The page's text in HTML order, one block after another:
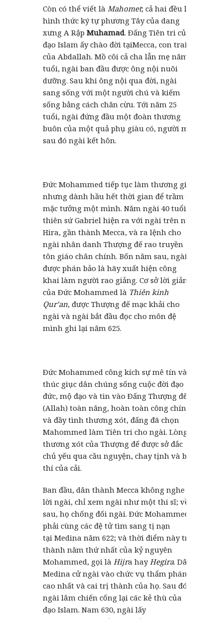
Còn có thể viết là Mahomet; cả hai đều là
hình thức ký tự phương Tây của dang
xưng A Rập Muhamad. Ðấng Tiên tri của
đạo Islam ấy chào đời tạiMecca, con trai
của Abdallah. Mồ côi cả cha lẫn mẹ năm 6
tuổi, ngài ban đầu được ông nội nuôi
dưỡng. Sau khi ông nội qua đời, ngài
sang sống với một người chú và kiếm
sống bằng cách chăn cừu. Tới năm 25
tuổi, ngài đứng đầu một đoàn thương
buôn của một quả phụ giàu có, người mà
sau đó ngài kết hôn.
Ðức Mohammed tiếp tục làm thương gia,
nhưng dành hầu hết thời gian để trầm tư
mặc tưởng một mình. Năm ngài 40 tuổi,
thiên sứ Gabriel hiện ra với ngài trên núi
Hira, gần thành Mecca, và ra lệnh cho
ngài nhân danh Thượng đế rao truyền
tôn giáo chân chính. Bốn năm sau, ngài
được phán bảo là hãy xuất hiện công
khai làm người rao giảng. Cơ sở lời giảng
của Ðức Mohammed là Thiên kinh
Qur’an, được Thượng đế mạc khải cho
ngài và ngài bắt đầu đọc cho môn đệ
mình ghi lại năm 625.
Ðức Mohammed công kích sự mê tín và
thúc giục dân chúng sống cuộc đời đạo
đức, mộ đạo và tin vào Ðấng Thượng đế
(Allah) toàn năng, hoàn toàn công chính
và đầy tình thương xót, đấng đã chọn
Mahommed làm Tiên tri cho ngài. Lòng
thương xót của Thượng đế được sở đắc
chủ yếu qua cầu nguyện, chay tịnh và bố
thí của cải.
Ban đầu, dân thành Mecca không nghe
lời ngài, chỉ xem ngài như một thi sĩ; về
sau, họ chống đối ngài. Ðức Mohammed
phải cùng các đệ tử tìm sang tị nạn
tại Medina năm 622; và thời điểm này trở
thành năm thứ nhất của kỷ nguyên
Mohammed, gọi là Hijra hay Hegira. Dân
Medina cử ngài vào chức vụ thẩm phán
cao nhất và cai trị thành của họ. Sau đó,
ngài lâm chiến cống lại các kẻ thù của
đạo Islam. Nam 630, ngài lấy